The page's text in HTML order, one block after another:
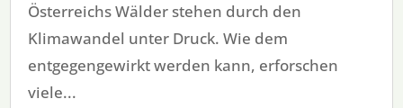
Österreichs Wälder stehen durch den
Klimawandel unter Druck. Wie dem
entgegengewirkt werden kann, erforschen
viele...